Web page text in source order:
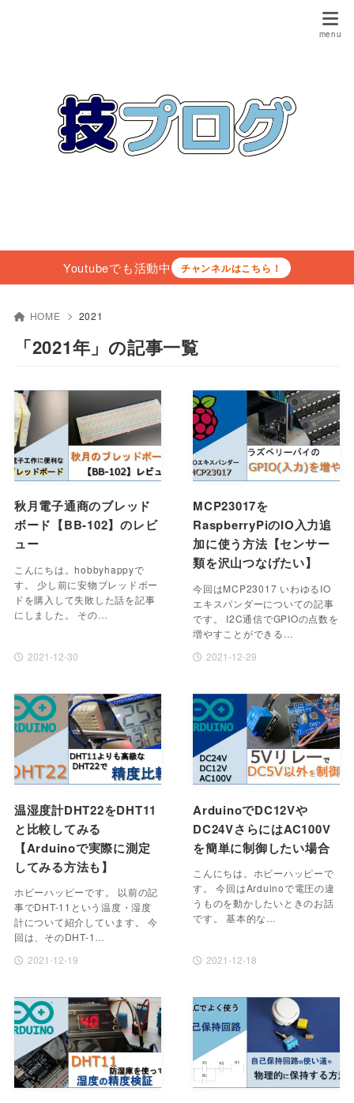
Youtubeでも活動中 チャンネルはこちら！
HOME 2021
「2021年」の記事一覧
秋月電子通商のブレッド
ボード【BB-102】のレビ
ュー
こんにちは。hobbyhappyで
す。 少し前に安物ブレッドボー
ドを購入して失敗した話を記事
にしました。 その…
2021-12-30
MCP23017を
RaspberryPiのIO入力追
加に使う方法【センサー
類を沢山つなげたい】
今回はMCP23017 いわゆるIO
エキスパンダーについての記事
です。 I2C通信でGPIOの点数を
増やすことができる…
2021-12-29
温湿度計DHT22をDHT11
と比較してみる
【Arduinoで実際に測定
してみる方法も】
ホビーハッピーです。 以前の記
事でDHT-11という温度・湿度
計について紹介しています。 今
回は、そのDHT-1…
2021-12-19
ArduinoでDC12Vや
DC24VさらにはAC100V
を簡単に制御したい場合
こんにちは。ホビーハッピーで
す。 今回はArduinoで電圧の違
うものを動かしたいときのお話
です。 基本的な…
2021-12-18